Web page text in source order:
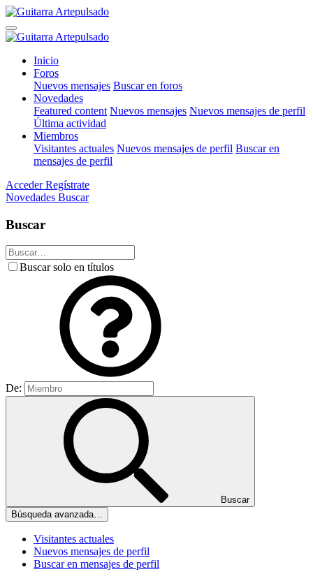
Inicio
Foros
Nuevos mensajes Buscar en foros
Novedades
Featured content Nuevos mensajes Nuevos mensajes de perfil
Última actividad
Miembros
Visitantes actuales Nuevos mensajes de perfil Buscar en
mensajes de perfil
Acceder Regístrate
Novedades Buscar
Buscar
Buscar solo en títulos
De:
Buscar
Búsqueda avanzada…
Visitantes actuales
Nuevos mensajes de perfil
Buscar en mensajes de perfil